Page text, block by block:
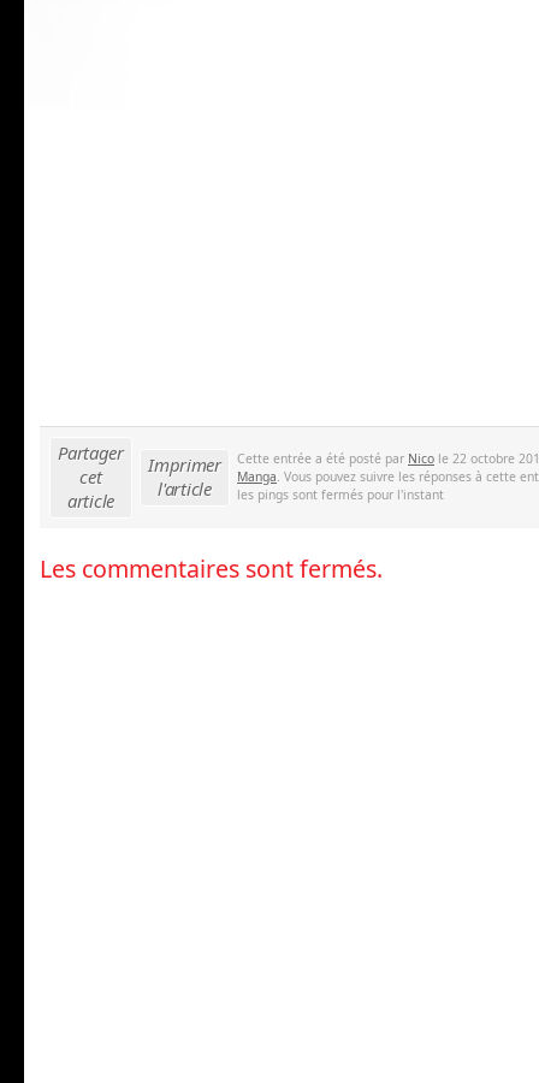
Partager
cet
article
Imprimer
l'article
Cette entrée a été posté par Nico le 22 octobre
Manga. Vous pouvez suivre les réponses à cette
les pings sont fermés pour l'instant
Les commentaires sont fermés.